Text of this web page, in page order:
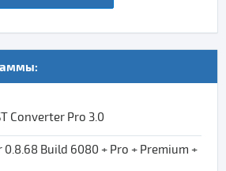
Converter Pro 3.0
0.8.68 Build 6080 + Pro + Premium +